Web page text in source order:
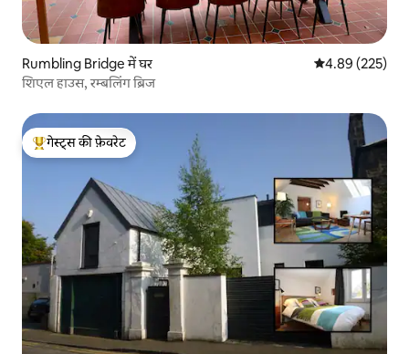
Rumbling Bridge में घर औसत रेटिंग 5 में से
4.89 (225)
शिएल हाउस, रम्बलिंग ब्रिज
गेस्ट्स का टॉप फ़ेवरेट
गेस्ट्स की फ़ेवरेट